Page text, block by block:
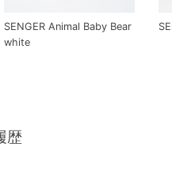
SENGER Animal Baby Bear
white
歴